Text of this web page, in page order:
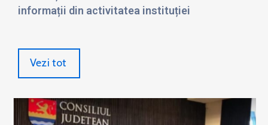
informații din activitatea instituției
Vezi tot